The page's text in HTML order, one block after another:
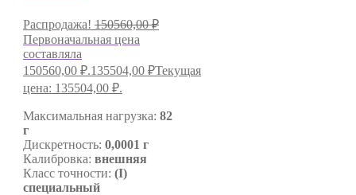
Распродажа! 150560,00₽
Первоначальная цена
составляла
150560,00 ₽.135504,00 ₽Текущая
цена: 135504,00 ₽.
Максимальная нагрузка: 82
г
Дискретность: 0,0001 г
Калибровка: внешняя
Класс точности: (I)
специальный